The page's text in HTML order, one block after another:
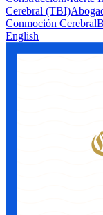
Cerebral (TBI)
Conmoción Cerebral
English